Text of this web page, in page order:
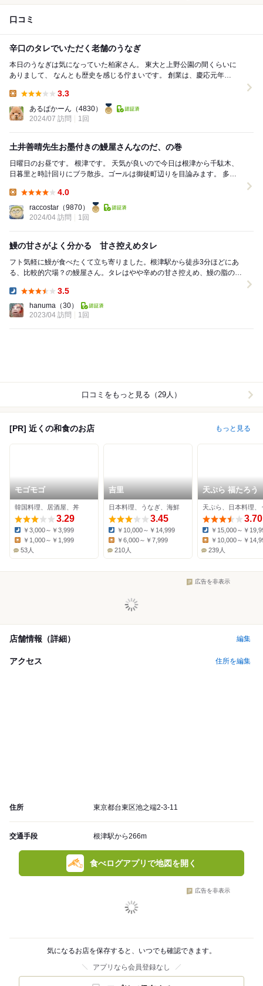
口コミ
辛口のタレでいただく老舗のうなぎ
本日のうなぎは気になっていた柏家さん。 東大と上野公園の間くらいに
ありまして、 なんとも歴史を感じる佇まいです。 創業は、慶応元年
3.3
あるぱかーん （4830）
2024/07 訪問
1回
土井善晴先生お墨付きの鰻屋さんなのだ、の巻
日曜日のお昼です。 根津です。 天気が良いので今日は根津から千駄木、
日暮里と時計回りにブラ散歩。ゴールは御徒町辺りを目論みます。 多
4.0
raccostar （9870）
2024/04 訪問
1回
鰻の甘さがよく分かる 甘さ控えめタレ
フト気軽に鰻が食べたくて立ち寄りました。根津駅から徒歩3分ほどにあ
る、比較的穴場？の鰻屋さん。タレはやや辛めの甘さ控えめ、鰻の脂の甘
3.5
hanuma （30）
2023/04 訪問
1回
口コミをもっと見る（29人）
[PR] 近くの和食のお店 もっと見る
モゴモゴ
韓国料理、居酒屋、丼
3.29
Dinner:
￥3,000～￥3,999
Lunch:
￥1,000～￥1,999
53人
吉里
日本料理、うなぎ、海鮮
3.45
Dinner:
￥10,000～￥14,999
￥6,000～￥7,999
210人
天ぷら 福たろう
天ぷら、日本料理、
3.70
Dinner:
￥15,000～￥
￥10,000～￥
239人
広告を非表示
店舗情報（詳細） 編集
アクセス 住所を編集
住所 東京都台東区池之端2-3-11
交通手段 根津駅から266m
食べログアプリで地図を開く
広告を非表示
気になるお店を保存すると、いつでも確認できます。
アプリなら会員登録なし